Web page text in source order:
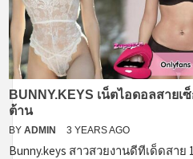
BUNNY.KEYS เน็ตไอดอลสายเ
ต้าน
BY ADMIN 3 YEARS AGO
Bunny.keys สาวสวยงานดีทีเด็ดสาย